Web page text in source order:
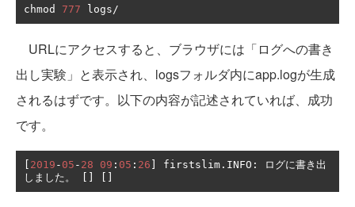
chmod 777 logs/
URLにアクセスすると、ブラウザには「ログへの書き
出し実験」と表示され、logsフォルダ内にapp.logが生成
されるはずです。以下の内容が記述されていれば、成功
です。
2019 - 05 - 28 09 : 05 : 26 firstslim . INFO :
ログに書き出
しました。